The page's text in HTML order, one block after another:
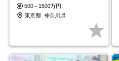
500～1500万円
東京都_神奈川県